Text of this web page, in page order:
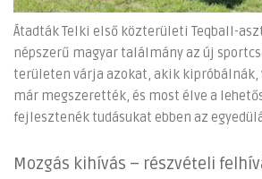
Átadták Telki első közterületi Teqball-
népszerű magyar találmány az új
területen várja azokat, akik kipróbálnák,
már megszerették, és most élve a
fejlesztenék tudásukat ebben az
Mozgás kihívás – részvételi